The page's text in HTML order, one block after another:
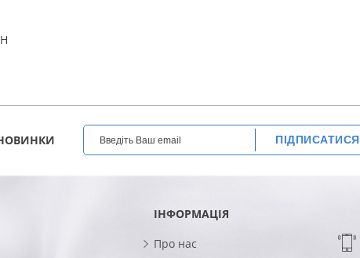
ПІДПИСАТИСЯ
ІНФОРМАЦІЯ
Про нас